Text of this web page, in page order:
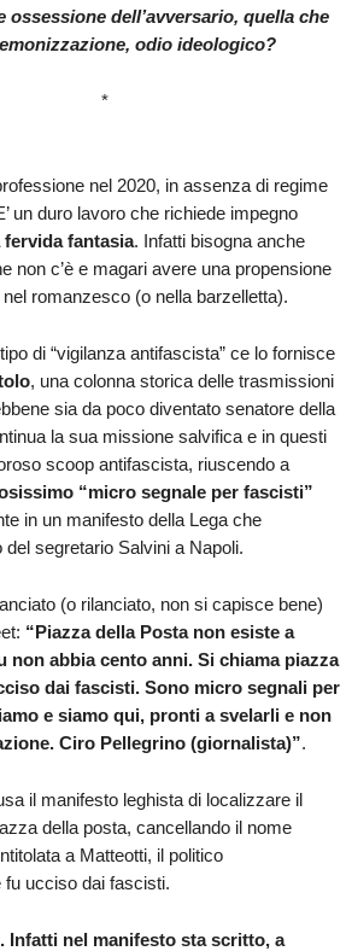
ossessione dell’avversario, quella che
odio ideologico?
*
nel 2020, in assenza di regime
un duro lavoro che richiede impegno
fervida fantasia. Infatti bisogna anche
non c’è e magari avere una propensione
romanzesco (o nella barzelletta).
di “vigilanza antifascista” ce lo fornisce
, una colonna storica delle trasmissioni
sia da poco diventato senatore della
la sua missione salvifica e in questi
scoop antifascista, riuscendo a
“micro segnale per fascisti”
in un manifesto della Lega che
segretario Salvini a Napoli.
(o rilanciato, non si capisce bene)
“Piazza della Posta non esiste a
non abbia cento anni. Si chiama piazza
dai fascisti. Sono micro segnali per
e siamo qui, pronti a svelarli e non
Ciro Pellegrino (giornalista)”.
il manifesto leghista di localizzare il
della posta, cancellando il nome
a Matteotti, il politico
ucciso dai fascisti.
Infatti nel manifesto sta scritto, a